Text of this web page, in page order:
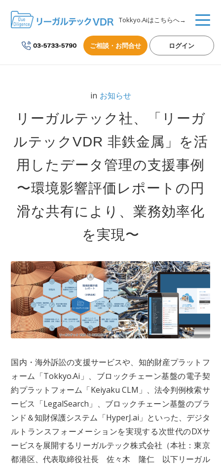
Tokkyo.Aiはこちらへ→
ご相談・お問合せ ログイン
in お知らせ
リーガルテック社、「リーガ
ルテックVDR 非鉄金属」を活
用したデータ管理の支援事例
〜環境影響評価レポートの円
滑な共有により、業務効率化
を実現〜
国内・海外訴訟の支援サービスや、知的財産プラットフ
ォーム「Tokkyo.Ai」、ブロックチェーン基盤の電子契
約プラットフォーム「Keiyaku CLM」、法令判例検索サ
ービス「LegalSearch」、ブロックチェーン基盤のブラ
ンド＆知財保護システム「HyperJ.ai」といった、デジタ
ルトランスフォーメーションを実現する次世代のDXサ
ービスを展開するリーガルテック株式会社（本社：東京
都港区、代表取締役社長 佐々木 隆仁 以下リーガル